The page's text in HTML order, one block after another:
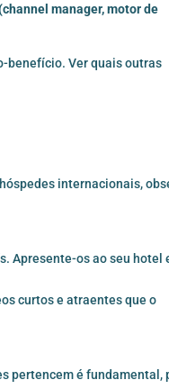
channel manager,motor de
benefício. Ver quais outras
internacionais,
Apresente-os ao seu hotel
curtos e atraentes que o
pertencem é fundamental,